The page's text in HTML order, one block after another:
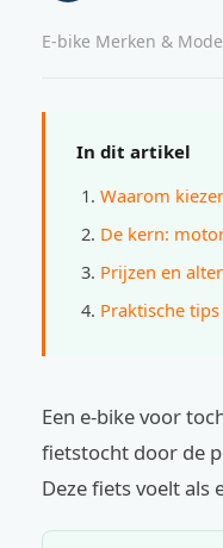
E-bike Merken &
In dit artikel
Waarom
De kern:
Prijzen en
Praktische
Een e-bike voor
fietstocht door de
Deze fiets voelt als